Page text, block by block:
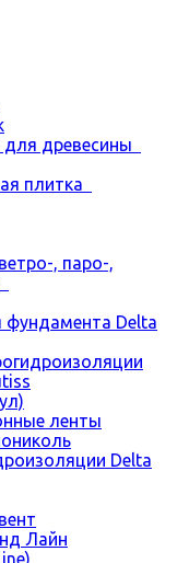
древесины
плитка
, паро-,
фундамента Delta
ленты
Delta
Лайн